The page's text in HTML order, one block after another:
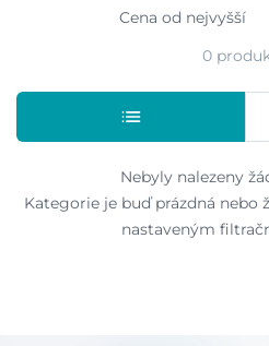
Cena od nejvyšší
0
Nebyly nalezeny
Kategorie je buď prázdná nebo
nastaveným